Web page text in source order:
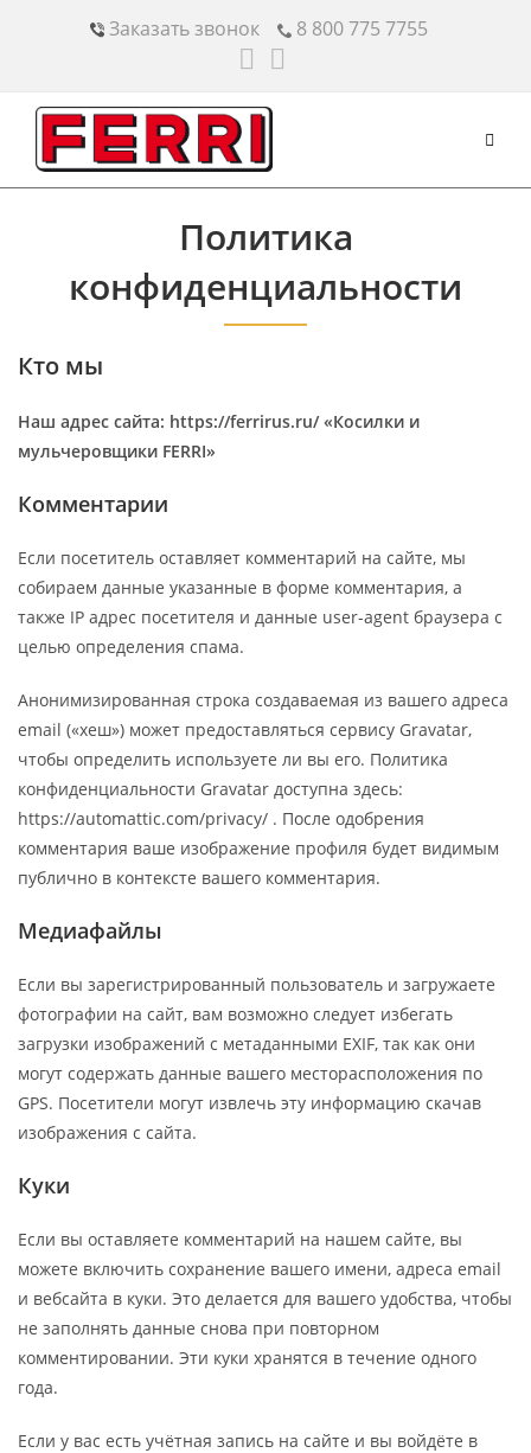
Заказать звонок 8 800 775 7755
Политика
конфиденциальности
Кто мы
Наш адрес сайта: https://ferrirus.ru/ «Косилки и
мульчеровщики FERRI»
Комментарии
Если посетитель оставляет комментарий на сайте, мы
собираем данные указанные в форме комментария, а
также IP адрес посетителя и данные user-agent браузера с
целью определения спама.
Анонимизированная строка создаваемая из вашего адреса
email («хеш») может предоставляться сервису Gravatar,
чтобы определить используете ли вы его. Политика
конфиденциальности Gravatar доступна здесь:
https://automattic.com/privacy/ . После одобрения
комментария ваше изображение профиля будет видимым
публично в контексте вашего комментария.
Медиафайлы
Если вы зарегистрированный пользователь и загружаете
фотографии на сайт, вам возможно следует избегать
загрузки изображений с метаданными EXIF, так как они
могут содержать данные вашего месторасположения по
GPS. Посетители могут извлечь эту информацию скачав
изображения с сайта.
Куки
Если вы оставляете комментарий на нашем сайте, вы
можете включить сохранение вашего имени, адреса email
и вебсайта в куки. Это делается для вашего удобства, чтобы
не заполнять данные снова при повторном
комментировании. Эти куки хранятся в течение одного
года.
Если у вас есть учётная запись на сайте и вы войдёте в